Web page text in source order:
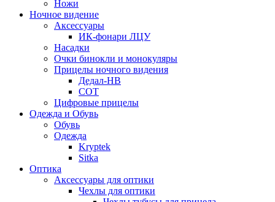
Ножи
Ночное видение
Аксессуары
ИК-фонари ЛЦУ
Насадки
Очки бинокли и монокуляры
Прицелы ночного видения
Дедал-НВ
СОТ
Цифровые прицелы
Одежда и Обувь
Обувь
Одежда
Kryptek
Sitka
Оптика
Аксессуары для оптики
Чехлы для оптики